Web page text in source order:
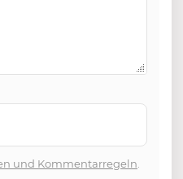
und Kommentarregeln